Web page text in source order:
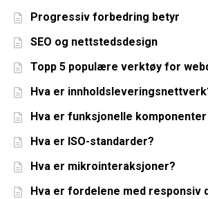
Progressiv forbedring betyr
SEO og nettstedsdesign
Topp 5 populære verktøy for
Hva er
Hva er funksjonelle
Hva er ISO-standarder?
Hva er mikrointeraksjoner?
Hva er fordelene med responsiv